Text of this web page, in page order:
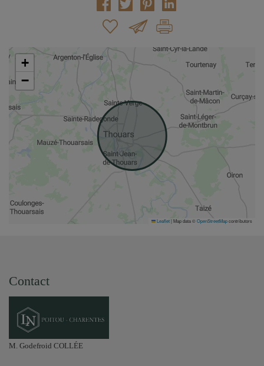
+
−
Leaflet| Map data ©OpenStreetMapcontributors
Contact
M. Godefroid COLLÉE